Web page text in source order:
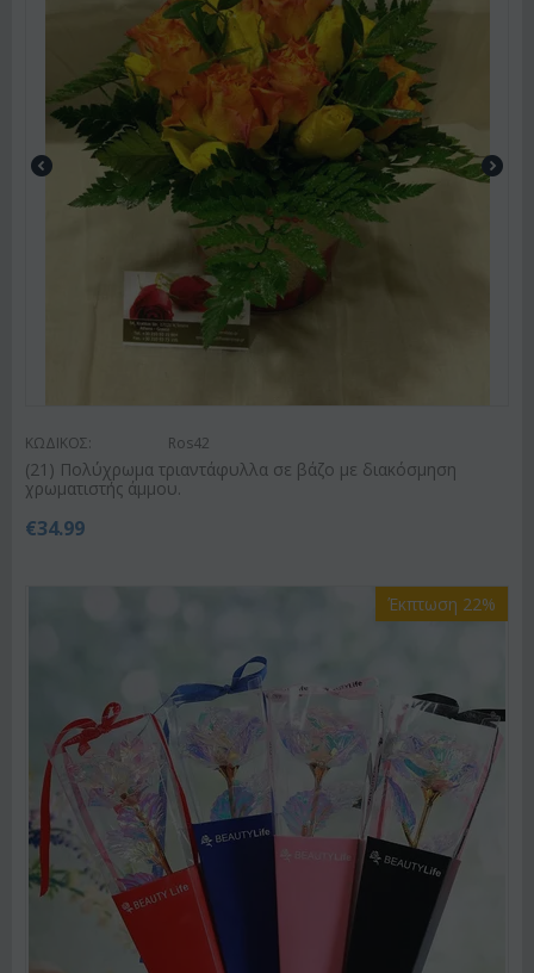
ΚΩΔΙΚΟΣ: Ros42
(21) Πολύχρωμα τριαντάφυλλα σε βάζο με διακόσμηση
χρωματιστής άμμου.
€34.99
Έκπτωση 22%